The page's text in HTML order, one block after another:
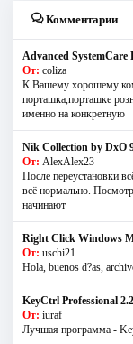
Комментарии
Advanced SystemCare
От: coliza
К Вашему хорошему
порташка,порташке
именно на конкретную
Nik Collection by DxO
От: AlexAlex23
После переустановки
всё нормально.
начинают
Right Click Windows
От: uschi21
Hola, buenos d?as,
KeyCtrl Professional
От: iuraf
Лучшая программа -